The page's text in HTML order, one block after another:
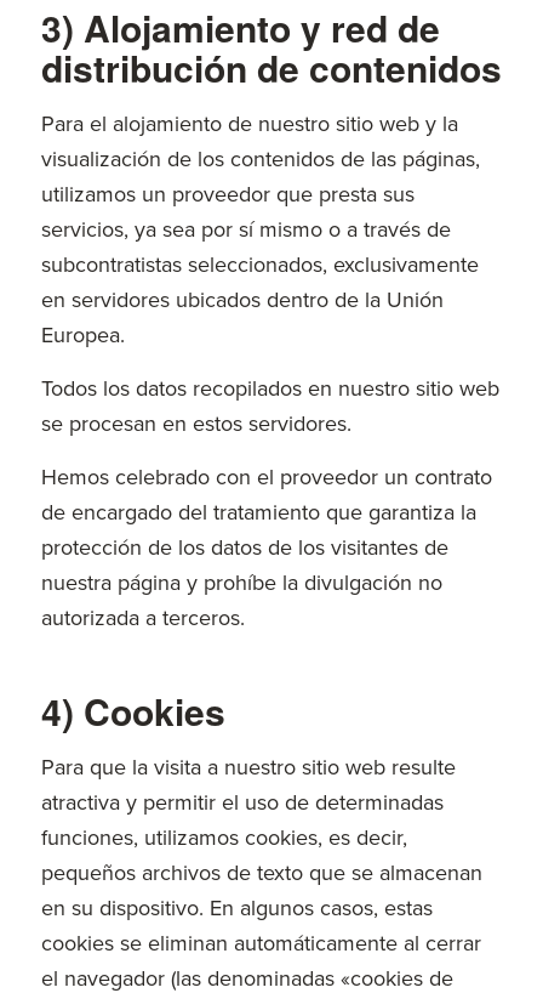
3) Alojamiento y red de
distribución de contenidos
Para el alojamiento de nuestro sitio web y la
visualización de los contenidos de las páginas,
utilizamos un proveedor que presta sus
servicios, ya sea por sí mismo o a través de
subcontratistas seleccionados, exclusivamente
en servidores ubicados dentro de la Unión
Europea.
Todos los datos recopilados en nuestro sitio web
se procesan en estos servidores.
Hemos celebrado con el proveedor un contrato
de encargado del tratamiento que garantiza la
protección de los datos de los visitantes de
nuestra página y prohíbe la divulgación no
autorizada a terceros.
4) Cookies
Para que la visita a nuestro sitio web resulte
atractiva y permitir el uso de determinadas
funciones, utilizamos cookies, es decir,
pequeños archivos de texto que se almacenan
en su dispositivo. En algunos casos, estas
cookies se eliminan automáticamente al cerrar
el navegador (las denominadas «cookies de